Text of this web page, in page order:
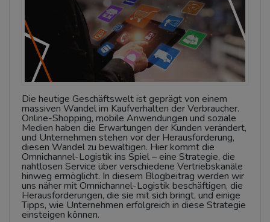
Die heutige Geschäftswelt ist geprägt von einem
massiven Wandel im Kaufverhalten der Verbraucher.
Online-Shopping, mobile Anwendungen und soziale
Medien haben die Erwartungen der Kunden verändert,
und Unternehmen stehen vor der Herausforderung,
diesen Wandel zu bewältigen. Hier kommt die
Omnichannel-Logistik ins Spiel – eine Strategie, die
nahtlosen Service über verschiedene Vertriebskanäle
hinweg ermöglicht. In diesem Blogbeitrag werden wir
uns näher mit Omnichannel-Logistik beschäftigen, die
Herausforderungen, die sie mit sich bringt, und einige
Tipps, wie Unternehmen erfolgreich in diese Strategie
einsteigen können.